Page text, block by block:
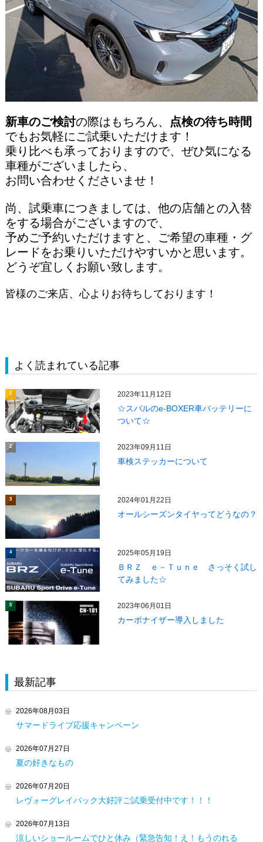
新車のご検討の際はもちろん、 点検の待ち時間
でもお気軽にご試乗いただけます！
乗り比べも承っておりますので、ぜひ気になる
車種がございましたら、
お問い合わせくださいませ！
尚、試乗車につきましては、他の店舗との入替
をする場合がございますので、
予めご予約いただけますと、ご希望の車種・グ
レードをお乗りいただけやすいかと思います。
どうぞ宜しくお願い致します。
皆様のご来店、心よりお待ちしております！
よく読まれている記事
1 2023年11月12日
☆スバルのe-BOXER車バッテリーに
ついて☆
2 2023年09月11日
車検ステッカーについて
3 2024年01月22日
オールシーズンタイヤってどうなの？
4 2025年05月19日
ＢＲＺ ｅ－Ｔｕｎｅ さっそく試し
てみました☆
5 2023年06月01日
カーボナイザー導入しました
最新記事
2026年08月03日
サマードライブ応援キャンペーン
2026年07月27日
夏の好きなもの
2026年07月20日
レヴォーグレイバック大好評ご試乗受付中です！！！
2026年07月13日
涼しいショールームでひと休み（緊急告知！え！もうのれる